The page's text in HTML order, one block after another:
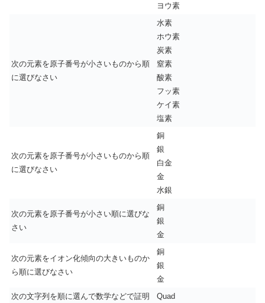
ヨウ素
次の元素を原子番号が小さいものから順
に選びなさい
水素
ホウ素
炭素
窒素
酸素
フッ素
ケイ素
塩素
次の元素を原子番号が小さいものから順
に選びなさい
銅
銀
白金
金
水銀
次の元素を原子番号が小さい順に選びな
さい
銅
銀
金
次の元素をイオン化傾向の大きいものか
ら順に選びなさい
銅
銀
金
次の文字列を順に選んで数学などで証明
Quad